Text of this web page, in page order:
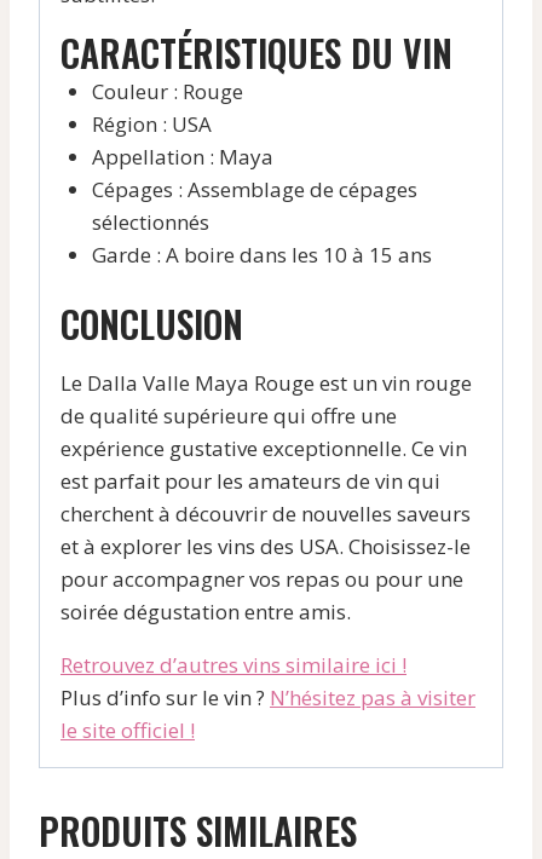
CARACTÉRISTIQUES DU VIN
Couleur : Rouge
Région : USA
Appellation : Maya
Cépages : Assemblage de cépages
sélectionnés
Garde : A boire dans les 10 à 15 ans
CONCLUSION
Le Dalla Valle Maya Rouge est un vin rouge
de qualité supérieure qui offre une
expérience gustative exceptionnelle. Ce vin
est parfait pour les amateurs de vin qui
cherchent à découvrir de nouvelles saveurs
et à explorer les vins des USA. Choisissez-le
pour accompagner vos repas ou pour une
soirée dégustation entre amis.
Retrouvez d’autres vins similaire ici !
Plus d’info sur le vin ? N’hésitez pas à visiter
le site officiel !
PRODUITS SIMILAIRES